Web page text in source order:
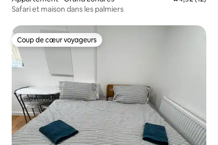
Safari et maison dans les palmiers
Coup de cœur voyageurs
Coup de cœur voyageurs